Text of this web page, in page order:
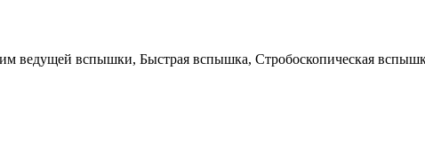
ведущей вспышки, Быстрая вспышка, Стробоскопическая